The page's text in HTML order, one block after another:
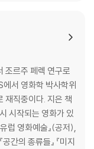
조르주 페렉 연구로
서 영화학 박사학위
재직중이다. 지은 책
시작되는 영화가 있
유럽 영화예술』(공저),
간의 종류들』 『미지